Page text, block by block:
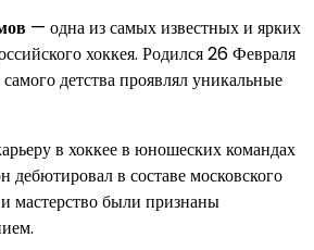
— одна из самых известных и ярких
хоккея. Родился 26 Февраля
детства проявлял уникальные
в хоккее в юношеских командах
в составе московского
мастерство были признаны